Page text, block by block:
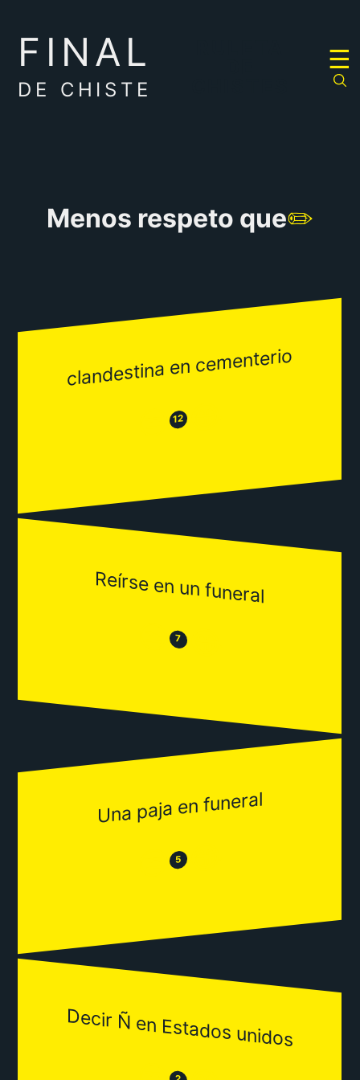
FINAL
DE CHISTE
☰
Menos respeto que✏️
clandestina en cementerio
😒 12 😂
Reírse en un funeral
😒 7 😂
Una paja en funeral
😒 5 😂
Decir Ñ en Estados unidos